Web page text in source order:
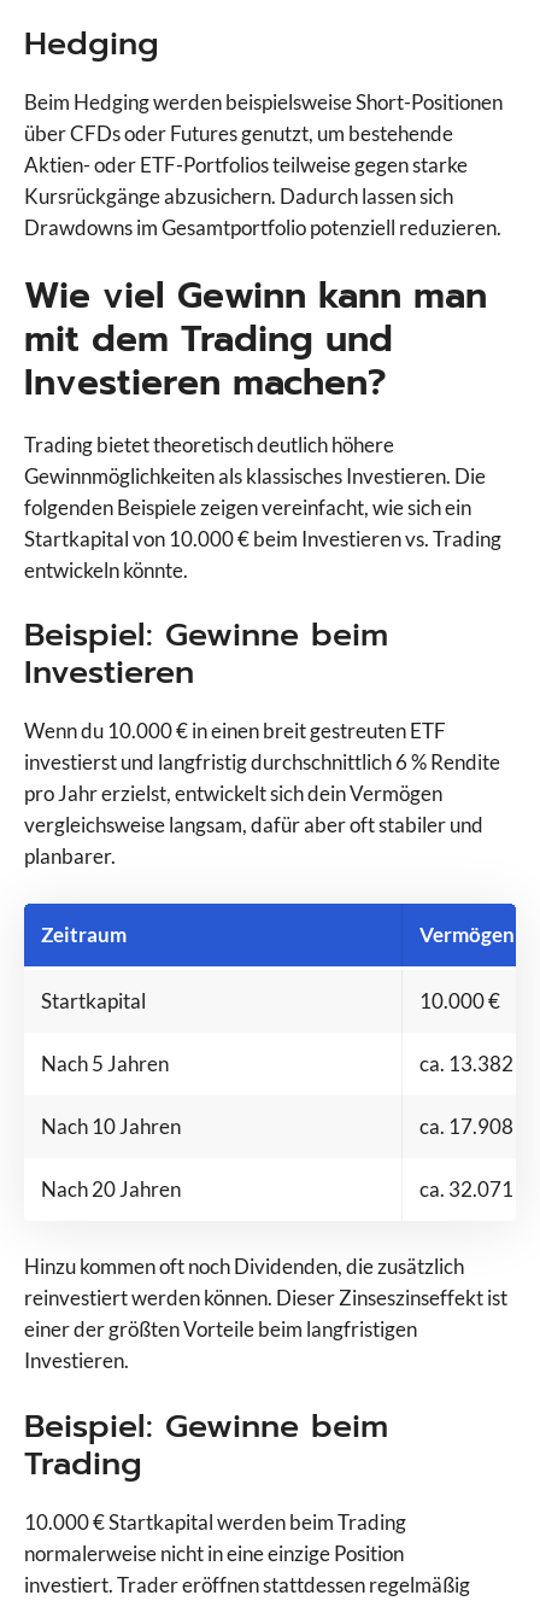
Hedging
Beim Hedging werden beispielsweise Short-Positionen
über CFDs oder Futures genutzt, um bestehende
Aktien- oder ETF-Portfolios teilweise gegen starke
Kursrückgänge abzusichern. Dadurch lassen sich
Drawdowns im Gesamtportfolio potenziell reduzieren.
Wie viel Gewinn kann man
mit dem Trading und
Investieren machen?
Trading bietet theoretisch deutlich höhere
Gewinnmöglichkeiten als klassisches Investieren. Die
folgenden Beispiele zeigen vereinfacht, wie sich ein
Startkapital von 10.000 € beim Investieren vs. Trading
entwickeln könnte.
Beispiel: Gewinne beim
Investieren
Wenn du 10.000 € in einen breit gestreuten ETF
investierst und langfristig durchschnittlich 6 % Rendite
pro Jahr erzielst, entwickelt sich dein Vermögen
vergleichsweise langsam, dafür aber oft stabiler und
planbarer.
Zeitraum Vermögen
Startkapital 10.000 €
Nach 5 Jahren ca. 13.382 €
Nach 10 Jahren ca. 17.908 €
Nach 20 Jahren ca. 32.071 €
Hinzu kommen oft noch Dividenden, die zusätzlich
reinvestiert werden können. Dieser Zinseszinseffekt ist
einer der größten Vorteile beim langfristigen
Investieren.
Beispiel: Gewinne beim
Trading
10.000 € Startkapital werden beim Trading
normalerweise nicht in eine einzige Position
investiert. Trader eröffnen stattdessen regelmäßig